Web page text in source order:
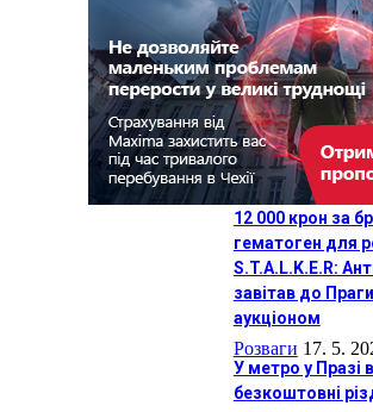
12 000 крон за
гематоген для
S.T.A.L.K.E.R:
завітав до
аукціоном
Розваги 17. 5.
У метро у Празі
безкоштовні